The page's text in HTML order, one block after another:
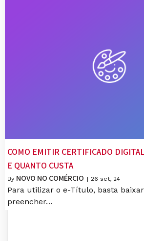
COMO EMITIR CERTIFICADO
E QUANTO CUSTA
By NOVO NO COMÉRCIO | 26 set, 24
Para utilizar o e-Título, basta
preencher…